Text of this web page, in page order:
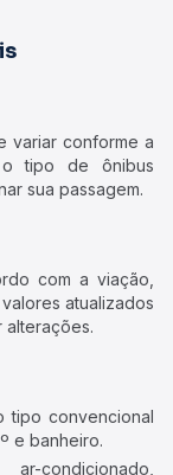
variar conforme a
tipo de ônibus
sua passagem.
com a viação,
atualizados
alterações.
tipo convencional
e banheiro.
condicionado,